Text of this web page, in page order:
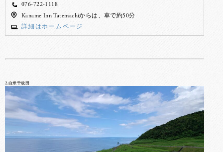
076-722-1118
Kaname Inn Tatemachiからは、車で約50分
詳細はホームページ
2.白米千枚田